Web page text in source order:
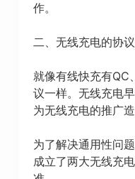
作。
二、无线充电的协议
就像有线快充有QC
议一样。无线充电
为无线充电的推广
为了解决通用性问
成立了两大无线充